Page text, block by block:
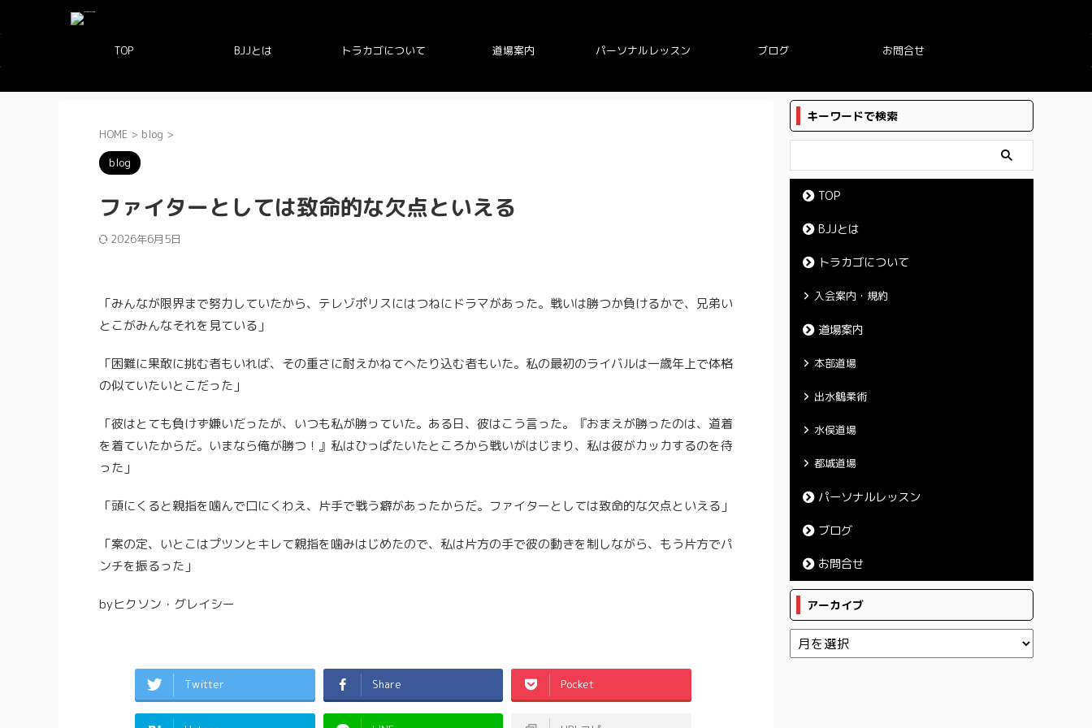
TOP BJJとは トラカゴについて 道場案内 パーソナルレッスン ブログ お問合せ
HOME > blog >
blog
ファイターとしては致命的な欠点といえる
2026年6月5日
「みんなが限界まで努力していたから、テレゾポリスにはつねにドラマがあった。戦いは勝つか負けるかで、兄弟い
とこがみんなそれを見ている」
「困難に果敢に挑む者もいれば、その重さに耐えかねてへたり込む者もいた。私の最初のライバルは一歳年上で体格
の似ていたいとこだった」
「彼はとても負けず嫌いだったが、いつも私が勝っていた。ある日、彼はこう言った。『おまえが勝ったのは、道着
を着ていたからだ。 いまなら俺が勝つ！』私はひっぱたいたところから戦いがはじまり、私は彼がカッカするのを待
った」
「頭にくると親指を噛んで口にくわえ、片手で戦う癖があったからだ。ファイターとしては致命的な欠点といえる」
「案の定、いとこはプツンとキレて親指を噛みはじめたので、私は片方の手で彼の動きを制しながら、もう片方でパ
ンチを振るった」
byヒクソン・グレイシー
Twitter Share Pocket
キーワードで検索
TOP
BJJとは
トラカゴについて
入会案内・規約
道場案内
本部道場
出水鶴柔術
水俣道場
都城道場
パーソナルレッスン
ブログ
お問合せ
アーカイブ